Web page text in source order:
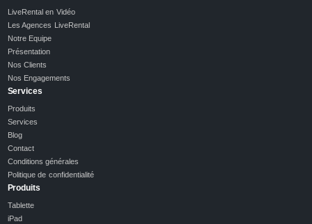
LiveRental en Vidéo
Les Agences LiveRental
Notre Equipe
Présentation
Nos Clients
Nos Engagements
Services
Produits
Services
Blog
Contact
Conditions générales
Politique de confidentialité
Produits
Tablette
iPad